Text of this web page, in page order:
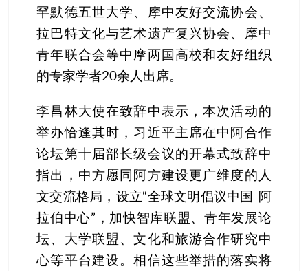
罕默德五世大学、摩中友好交流协会、
拉巴特文化与艺术遗产复兴协会、摩中
青年联合会等中摩两国高校和友好组织
的专家学者20余人出席。
李昌林大使在致辞中表示，本次活动的
举办恰逢其时，习近平主席在中阿合作
论坛第十届部长级会议的开幕式致辞中
指出，中方愿同阿方建设更广维度的人
文交流格局，设立“全球文明倡议中国-阿
拉伯中心”，加快智库联盟、青年发展论
坛、大学联盟、文化和旅游合作研究中
心等平台建设。相信这些举措的落实将